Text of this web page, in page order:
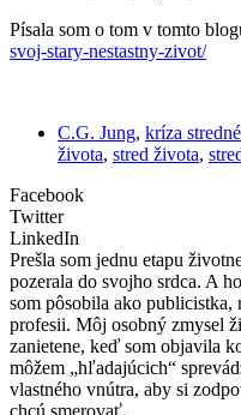
Písala som o tom v tomto
svoj-stary-nestastny-zivot/
C.G. Jung, kríza
života, stred života,
Facebook
Twitter
LinkedIn
Prešla som jednu etapu
pozerala do svojho srdca. A
som pôsobila ako publicistka,
profesii. Môj osobný zmysel
zanietene, keď som objavila
môžem „hľadajúcich“
vlastného vnútra, aby si
chcú smerovať.